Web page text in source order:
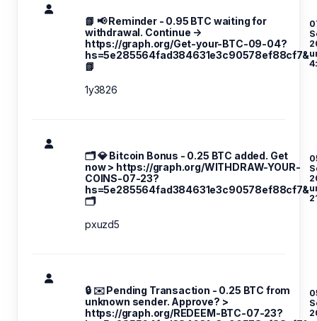
📗 📢 Reminder - 0.95 BTC waiting for
withdrawal. Continue →
https://graph.org/Get-your-BTC-09-04?
hs=5e285564fad384631e3c90578ef88cf7&
📗
1y3826
🗂 💎 Bitcoin Bonus - 0.25 BTC added. Get
now > https://graph.org/WITHDRAW-YOUR-
COINS-07-23?
hs=5e285564fad384631e3c90578ef88cf7&
🗂
pxuzd5
🔒 ✉️ Pending Transaction - 0.25 BTC from
unknown sender. Approve? >
https://graph.org/REDEEM-BTC-07-23?